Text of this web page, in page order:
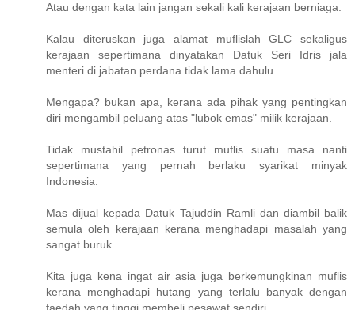
Atau dengan kata lain jangan sekali kali kerajaan berniaga.
Kalau diteruskan juga alamat muflislah GLC sekaligus
kerajaan sepertimana dinyatakan Datuk Seri Idris jala
menteri di jabatan perdana tidak lama dahulu.
Mengapa? bukan apa, kerana ada pihak yang pentingkan
diri mengambil peluang atas "lubok emas" milik kerajaan.
Tidak mustahil petronas turut muflis suatu masa nanti
sepertimana yang pernah berlaku syarikat minyak
Indonesia.
Mas dijual kepada Datuk Tajuddin Ramli dan diambil balik
semula oleh kerajaan kerana menghadapi masalah yang
sangat buruk.
Kita juga kena ingat air asia juga berkemungkinan muflis
kerana menghadapi hutang yang terlalu banyak dengan